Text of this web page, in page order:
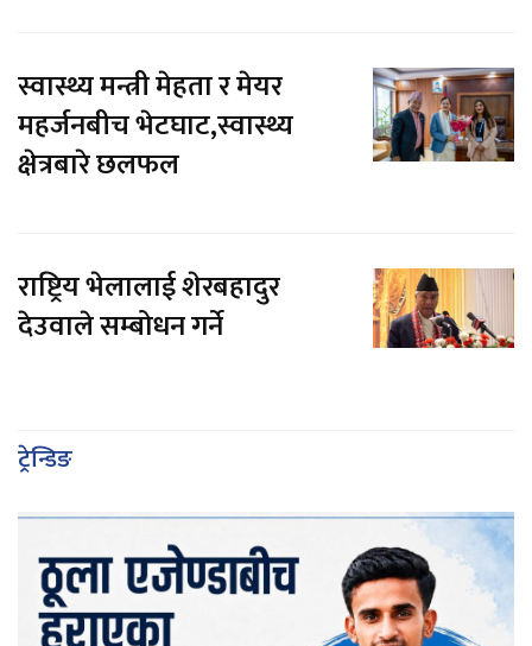
स्वास्थ्य मन्त्री मेहता र मेयर
महर्जनबीच भेटघाट,स्वास्थ्य
क्षेत्रबारे छलफल
राष्ट्रिय भेलालाई शेरबहादुर
देउवाले सम्बोधन गर्ने
ट्रेन्डिङ